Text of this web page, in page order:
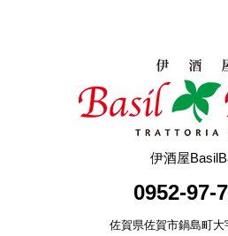
伊酒屋
0952-97-
佐賀県佐賀市鍋島町大